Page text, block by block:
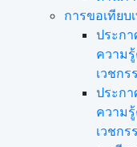
การขอเทีย
ประก
ความ
เวชกร
ประก
ความ
เวชกร